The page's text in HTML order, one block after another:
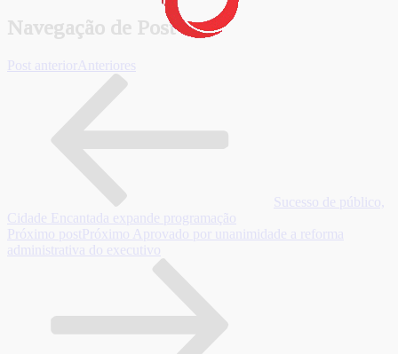
Navegação de Post
Post anterior Anteriores
Sucesso de público,
Cidade Encantada expande programação
Próximo post Próximo Aprovado por unanimidade a reforma
administrativa do executivo